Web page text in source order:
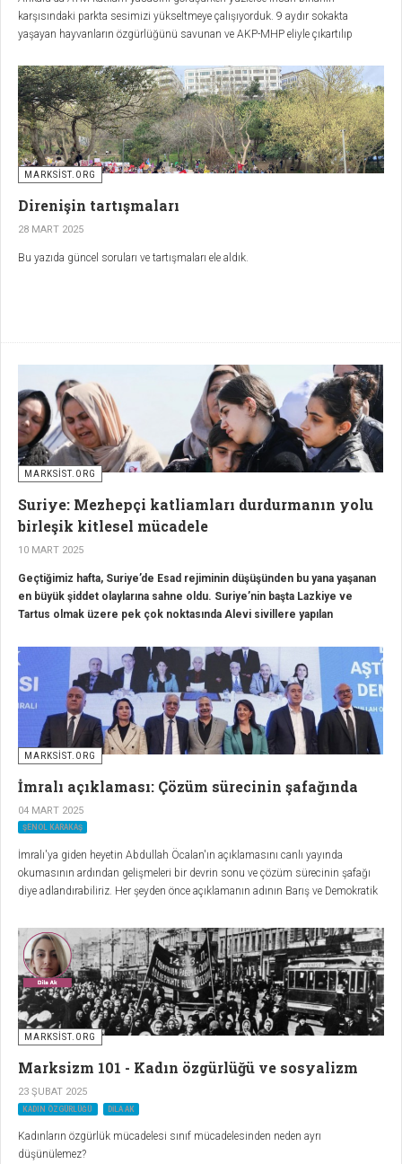
karşısındaki parkta sesimizi yükseltmeye çalışıyorduk. 9 aydır sokakta
yaşayan hayvanların özgürlüğünü savunan ve AKP-MHP eliyle çıkartılıp
hayvanları öldürmeyi amaçlayan katliam yasasının AYM tarafından nihayet
görüşüleceğini duyduğumuzda, umutlanmıştık.
MARKSİST.ORG
Direnişin tartışmaları
28 MART 2025
Bu yazıda güncel soruları ve tartışmaları ele aldık.
MARKSİST.ORG
Suriye: Mezhepçi katliamları durdurmanın yolu
birleşik kitlesel mücadele
10 MART 2025
Geçtiğimiz hafta, Suriye’de Esad rejiminin düşüşünden bu yana yaşanan
en büyük şiddet olaylarına sahne oldu. Suriye’nin başta Lazkiye ve
Tartus olmak üzere pek çok noktasında Alevi sivillere yapılan
çocuklar da bulunuyor. İngiltere merkezli Suriye İnsan Hakları
Gözlemevi 800'den fazla sivilin öldürüldüğünü açıkladı.
MARKSİST.ORG
İmralı açıklaması: Çözüm sürecinin şafağında
04 MART 2025
ŞENOL KARAKAŞ
İmralı'ya giden heyetin Abdullah Öcalan'ın açıklamasını canlı yayında
okumasının ardından gelişmeleri bir devrin sonu ve çözüm sürecinin şafağı
diye adlandırabiliriz. Her şeyden önce açıklamanın adının Barış ve Demokratik
MARKSİST.ORG
Marksizm 101 - Kadın özgürlüğü ve sosyalizm
23 ŞUBAT 2025
KADIN ÖZGÜRLÜĞÜ DILA AK
Kadınların özgürlük mücadelesi sınıf mücadelesinden neden ayrı
düşünülemez?